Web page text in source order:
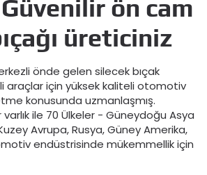
Güvenilir ön cam
üreticiniz
önde gelen silecek bıçak
araçlar için yüksek kaliteli otomotiv
konusunda uzmanlaşmış.
ile 70 Ülkeler - Güneydoğu Asya
Avrupa, Rusya, Güney Amerika,
endüstrisinde mükemmellik için